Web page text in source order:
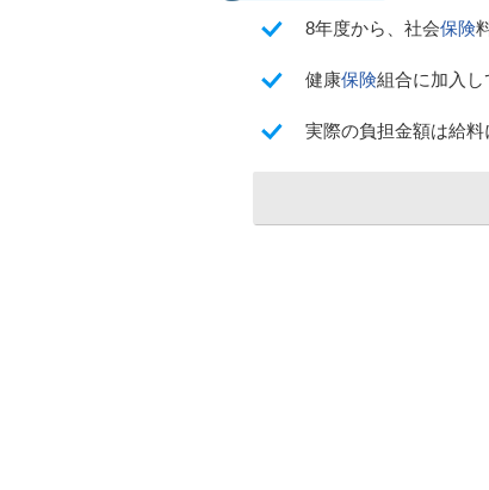
8年度から、社会保険
健康保険組合に加入
実際の負担金額は給